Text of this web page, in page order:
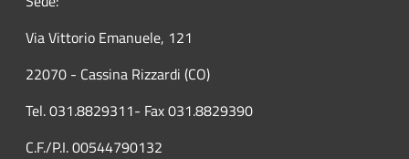
Via Vittorio Emanuele, 121
22070 - Cassina Rizzardi (CO)
Tel. 031.8829311- Fax 031.8829390
C.F./P.I. 00544790132